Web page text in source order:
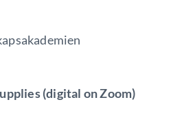
(digital on Zoom)